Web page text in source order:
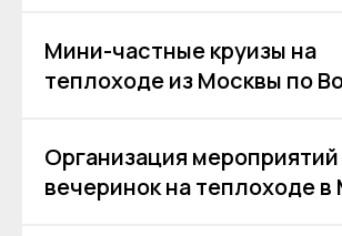
Мини-частные круизы на
теплоходе из Москвы по
Организация мероприятий
вечеринок на теплоходе в
+7 (499) 376 86-
+7 (499) 992
Аренда теплоходов
Речные прогулки
VIP КРУИЗЫ
Мероприятия
Выпускной
Контакты
О компании